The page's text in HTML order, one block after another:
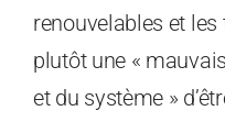
renouvelables et
plutôt une «
et du système »